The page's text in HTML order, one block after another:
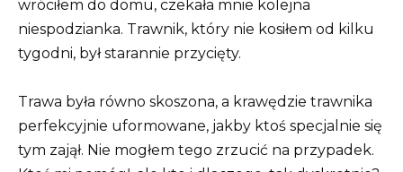
wróciłem do domu, czekała mnie kolejna
niespodzianka. Trawnik, który nie kosiłem od kilku
tygodni, był starannie przycięty.
Trawa była równo skoszona, a krawędzie trawnika
perfekcyjnie uformowane, jakby ktoś specjalnie się
tym zajął. Nie mogłem tego zrzucić na przypadek.